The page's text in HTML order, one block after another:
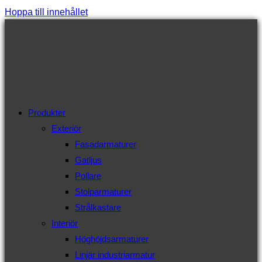
Hoppa till innehållet
Produkter
Exteriör
Fasadarmaturer
Gatljus
Pollare
Stolparmaturer
Strålkastare
Interiör
Höghöjdsarmaturer
Linjär industriarmatur